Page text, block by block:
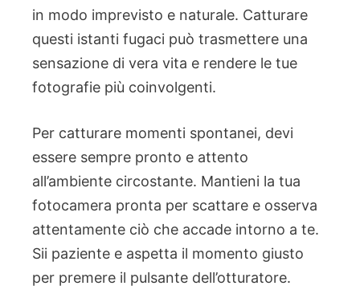
in modo imprevisto e naturale. Catturare
questi istanti fugaci può trasmettere una
sensazione di vera vita e rendere le tue
fotografie più coinvolgenti.
Per catturare momenti spontanei, devi
essere sempre pronto e attento
all’ambiente circostante. Mantieni la tua
fotocamera pronta per scattare e osserva
attentamente ciò che accade intorno a te.
Sii paziente e aspetta il momento giusto
per premere il pulsante dell’otturatore.